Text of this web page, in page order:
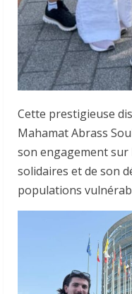
Cette prestigieuse
Mahamat Abrass
son engagement sur
solidaires et de son
populations